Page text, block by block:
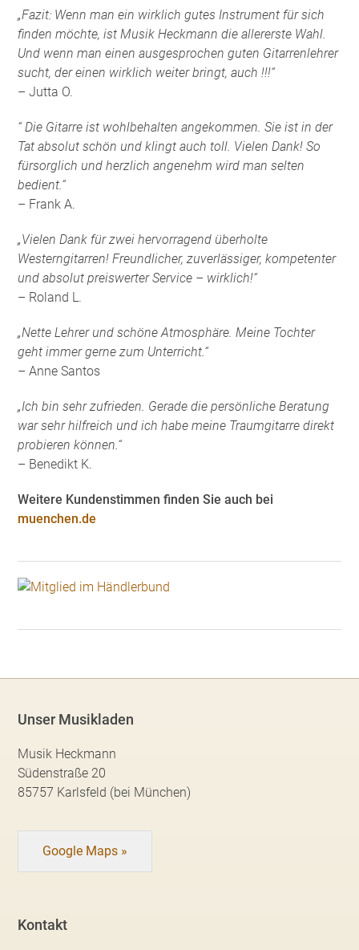
„Fazit: Wenn man ein wirklich gutes Instrument für sich
finden möchte, ist Musik Heckmann die allererste Wahl.
Und wenn man einen ausgesprochen guten Gitarrenlehrer
sucht, der einen wirklich weiter bringt, auch !!!“
– Jutta O.
“ Die Gitarre ist wohlbehalten angekommen. Sie ist in der
Tat absolut schön und klingt auch toll. Vielen Dank! So
fürsorglich und herzlich angenehm wird man selten
bedient.“
– Frank A.
„Vielen Dank für zwei hervorragend überholte
Westerngitarren! Freundlicher, zuverlässiger, kompetenter
und absolut preiswerter Service – wirklich!“
– Roland L.
„Nette Lehrer und schöne Atmosphäre. Meine Tochter
geht immer gerne zum Unterricht.“
– Anne Santos
„Ich bin sehr zufrieden. Gerade die persönliche Beratung
war sehr hilfreich und ich habe meine Traumgitarre direkt
probieren können.“
– Benedikt K.
Weitere Kundenstimmen finden Sie auch bei
muenchen.de
Unser Musikladen
Musik Heckmann
Südenstraße 20
85757 Karlsfeld (bei München)
Google Maps »
Kontakt